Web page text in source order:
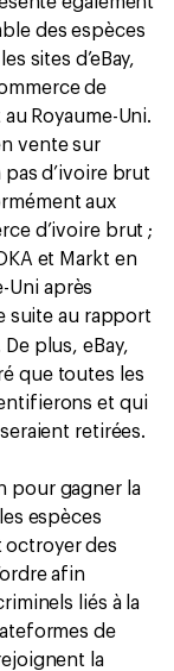
des espèces
sites d’eBay,
de
au Royaume-Uni.
vente sur
pas d’ivoire brut
aux
d’ivoire brut ;
et Markt en
Uni après
suite au rapport
De plus, eBay,
que toutes les
et qui
retirées.
pour gagner la
espèces
octroyer des
afin
liés à la
de
la